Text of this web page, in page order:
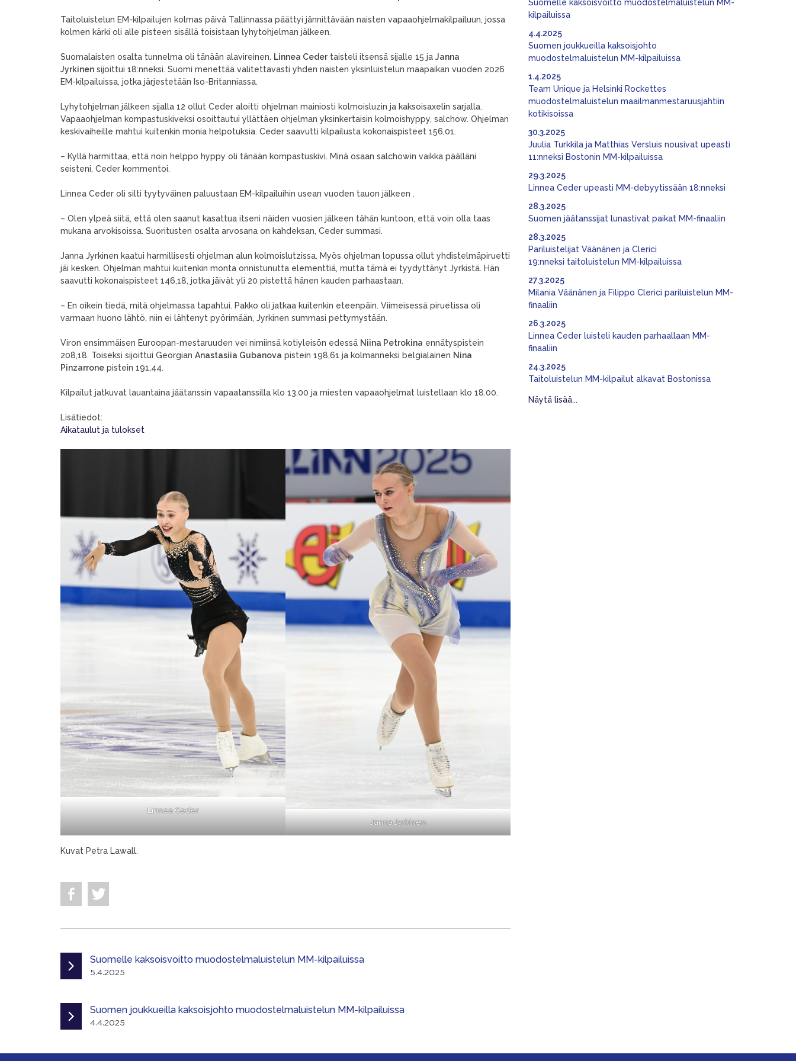
Taitoluistelun EM-kilpailujen kolmas päivä Tallinnassa päättyi jännittävään naisten vapaaohjelmakilpailuun, jossa
kolmen kärki oli alle pisteen sisällä toisistaan lyhytohjelman jälkeen.
Suomalaisten osalta tunnelma oli tänään alavireinen. Linnea Cedertaisteli itsensä sijalle 15 ja Janna
Jyrkinen sijoittui 18:nneksi. Suomi menettää valitettavasti yhden naisten yksinluistelun maapaikan vuoden 2026
EM-kilpailuissa, jotka järjestetään Iso-Britanniassa.
Lyhytohjelman jälkeen sijalla 12 ollut Ceder aloitti ohjelman mainiosti kolmoisluzin ja kaksoisaxelin sarjalla.
Vapaaohjelman kompastuskiveksi osoittautui yllättäen ohjelman yksinkertaisin kolmoishyppy, salchow. Ohjelman
keskivaiheille mahtui kuitenkin monia helpotuksia. Ceder saavutti kilpailusta kokonaispisteet 156,01.
– Kyllä harmittaa, että noin helppo hyppy oli tänään kompastuskivi. Minä osaan salchowin vaikka päälläni
seisteni, Ceder kommentoi.
Linnea Ceder oli silti tyytyväinen paluustaan EM-kilpailuihin usean vuoden tauon jälkeen .
– Olen ylpeä siitä, että olen saanut kasattua itseni näiden vuosien jälkeen tähän kuntoon, että voin olla taas
mukana arvokisoissa. Suoritusten osalta arvosana on kahdeksan, Ceder summasi.
Janna Jyrkinen kaatui harmillisesti ohjelman alun kolmoislutzissa. Myös ohjelman lopussa ollut yhdistelmäpiruetti
jäi kesken. Ohjelman mahtui kuitenkin monta onnistunutta elementtiä, mutta tämä ei tyydyttänyt Jyrkistä. Hän
saavutti kokonaispisteet 146,18, jotka jäivät yli 20 pistettä hänen kauden parhaastaan.
– En oikein tiedä, mitä ohjelmassa tapahtui. Pakko oli jatkaa kuitenkin eteenpäin. Viimeisessä piruetissa oli
varmaan huono lähtö, niin ei lähtenyt pyörimään, Jyrkinen summasi pettymystään.
Viron ensimmäisen Euroopan-mestaruuden vei nimiinsä kotiyleisön edessä Niina Petrokina ennätyspistein
208,18. Toiseksi sijoittui Georgian Anastasiia Gubanova pistein 198,61 ja kolmanneksi belgialainen Nina
Pinzarrone pistein 191,44.
Kilpailut jatkuvat lauantaina jäätanssin vapaatanssilla klo 13.00 ja miesten vapaaohjelmat luistellaan klo 18.00.
Lisätiedot:
Aikataulut ja tulokset
Linnea Ceder
Janna Jyrkinen
Kuvat Petra Lawall.
Suomelle kaksoisvoitto muodostelmaluistelun MM-kilpailuissa
5.4.2025
Suomen joukkueilla kaksoisjohto muodostelmaluistelun MM-kilpailuissa
4.4.2025
Suomelle kaksoisvoitto muodostelmaluistelun MM-
kilpailuissa
Suomen joukkueilla kaksoisjohto
muodostelmaluistelun MM-kilpailuissa
4.4.2025
Team Unique ja Helsinki Rockettes
muodostelmaluistelun maailmanmestaruusjahtiin
kotikisoissa
1.4.2025
Juulia Turkkila ja Matthias Versluis nousivat upeasti
11:nneksi Bostonin MM-kilpailuissa
30.3.2025
Linnea Ceder upeasti MM-debyytissään 18:nneksi
29.3.2025
Suomen jäätanssijat lunastivat paikat MM-finaaliin
28.3.2025
Pariluistelijat Väänänen ja Clerici
19:nneksi taitoluistelun MM-kilpailuissa
28.3.2025
Milania Väänänen ja Filippo Clerici pariluistelun MM-
finaaliin
27.3.2025
Linnea Ceder luisteli kauden parhaallaan MM-
finaaliin
26.3.2025
Taitoluistelun MM-kilpailut alkavat Bostonissa
24.3.2025
Näytä lisää...